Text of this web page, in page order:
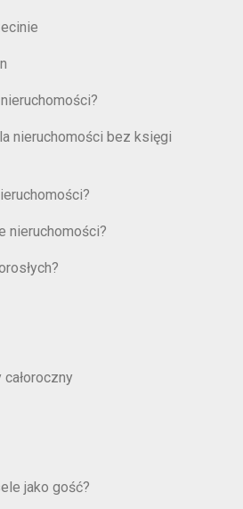
nieruchomości bez księgi
nieruchomości?
jako gość?